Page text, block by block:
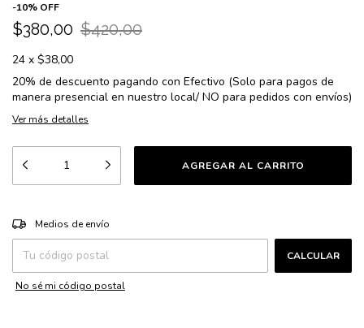
-10% OFF
$380,00 $420,00
24 x $38,00
20% de descuento pagando con Efectivo (Solo para pagos de
manera presencial en nuestro local/ NO para pedidos con envíos)
Ver más detalles
Entregas para el CP:
Medios de envío
CALCULAR
No sé mi código postal